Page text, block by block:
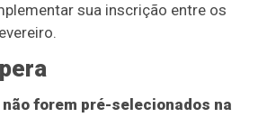
sua inscrição entre os
forem pré-selecionados na